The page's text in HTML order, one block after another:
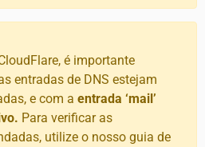
é importante
entradas de DNS estejam
e com a entrada ‘mail’
Para verificar as
utilize o nosso guia de